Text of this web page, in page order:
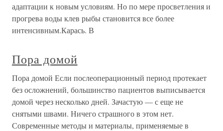
адаптации к новым условиям. Но по мере просветления и
прогрева воды клев рыбы становится все более
интенсивным.Карась. В
Пора домой
Пора домой Если послеоперационный период протекает
без осложнений, большинство пациентов выписывается
домой через несколько дней. Зачастую — с еще не
снятыми швами. Ничего страшного в этом нет.
Современные методы и материалы, применяемые в